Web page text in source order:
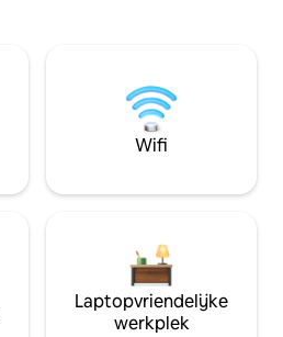
Wifi
Laptopvriendelijke
werkplek